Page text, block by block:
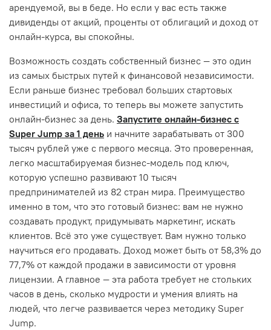
арендуемой, вы в беде. Но если у вас есть также
дивиденды от акций, проценты от облигаций и доход от
онлайн-курса, вы спокойны.
Возможность создать собственный бизнес — это один
из самых быстрых путей к финансовой независимости.
Если раньше бизнес требовал больших стартовых
инвестиций и офиса, то теперь вы можете запустить
онлайн-бизнес за день. Запустите онлайн-бизнес с
Super Jump за 1 день и начните зарабатывать от 300
тысяч рублей уже с первого месяца. Это проверенная,
легко масштабируемая бизнес-модель под ключ,
которую успешно развивают 10 тысяч
предпринимателей из 82 стран мира. Преимущество
именно в том, что это готовый бизнес: вам не нужно
создавать продукт, придумывать маркетинг, искать
клиентов. Всё это уже существует. Вам нужно только
научиться его продавать. Доход может быть от 58,3% до
77,7% от каждой продажи в зависимости от уровня
лицензии. А главное — эта работа требует не стольких
часов в день, сколько мудрости и умения влиять на
людей, что легче развивается через методику Super
Jump.